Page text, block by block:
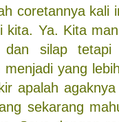
coretannya kali
kita. Ya. Kita
silap tetapi
yang
apalah
sekarang